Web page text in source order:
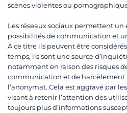
scènes violentes ou
Les réseaux sociaux permettent un
possibilités de communication et
À ce titre ils peuvent être
temps, ils sont une source
notamment en raison des risques
communication et de harcèlement
l’anonymat. Cela est aggravé par
visant à retenir l’attention des
toujours plus d’informations